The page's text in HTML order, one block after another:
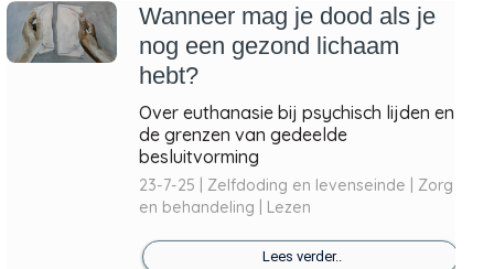
Wanneer mag je dood als je
nog een gezond lichaam
hebt?
Over euthanasie bij psychisch lijden en
de grenzen van gedeelde
besluitvorming
23-7-25 | Zelfdoding en levenseinde | Zorg
en behandeling | Lezen
Lees verder..